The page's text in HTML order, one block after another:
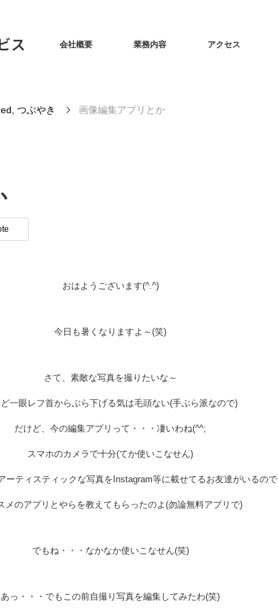
ス 会社概要 業務内容 アクセス
つぶやき 画像編集アプリとか
おはようございます(^.^)
今日も暑くなりますよ～(笑)
さて、素敵な写真を撮りたいな～
一眼レフ首からぶら下げる気は毛頭ない(手ぶら派なので)
だけど、今の編集アプリって・・・凄いわね(^^;
スマホのカメラで十分(てか使いこなせん)
ーティスティックな写真をInstagram等に載せてるお友達がいるので
メのアプリとやらを教えてもらったのよ(勿論無料アプリで)
でもね・・・なかなか使いこなせん(笑)
あっ・・・でもこの前自撮り写真を編集してみたわ(笑)